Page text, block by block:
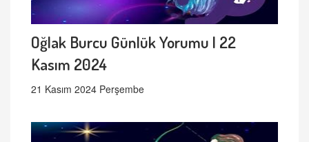
Oğlak Burcu Günlük Yorumu | 22
Kasım 2024
21 Kasım 2024 Perşembe